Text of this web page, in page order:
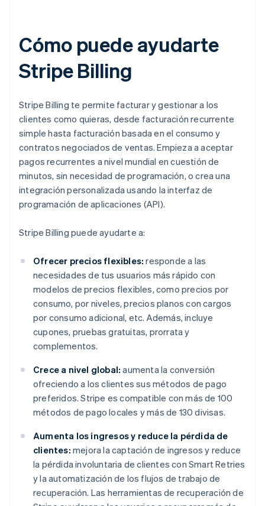
Cómo puede ayudarte
Stripe Billing
Stripe Billing te permite facturar y gestionar a los
clientes como quieras, desde facturación recurrente
simple hasta facturación basada en el consumo y
contratos negociados de ventas. Empieza a aceptar
pagos recurrentes a nivel mundial en cuestión de
minutos, sin necesidad de programación, o crea una
integración personalizada usando la interfaz de
programación de aplicaciones (API).
Stripe Billing puede ayudarte a:
Ofrecer precios flexibles: responde a las
necesidades de tus usuarios más rápido con
modelos de precios flexibles, como precios por
consumo, por niveles, precios planos con cargos
por consumo adicional, etc. Además, incluye
cupones, pruebas gratuitas, prorrata y
complementos.
Crece a nivel global: aumenta la conversión
ofreciendo a los clientes sus métodos de pago
preferidos. Stripe es compatible con más de 100
métodos de pago locales y más de 130 divisas.
Aumenta los ingresos y reduce la pérdida de
clientes: mejora la captación de ingresos y reduce
la pérdida involuntaria de clientes con Smart Retries
y la automatización de los flujos de trabajo de
recuperación. Las herramientas de recuperación de